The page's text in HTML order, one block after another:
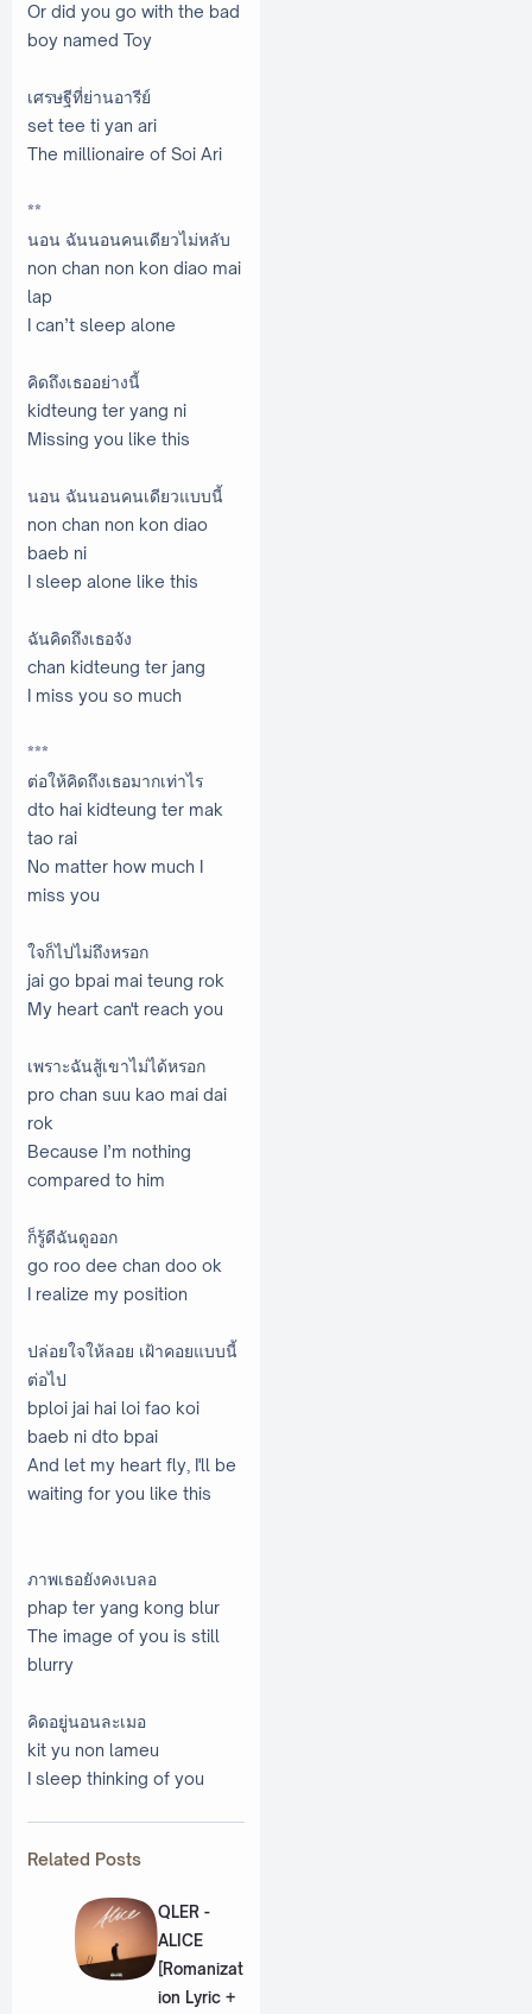
Or did you go with the bad
boy named Toy
เศรษฐีที่ย่านอารีย์
set tee ti yan ari
The millionaire of Soi Ari
**
นอน ฉันนอนคนเดียวไม่หลับ
non chan non kon diao mai
lap
I can’t sleep alone
คิดถึงเธออย่างนี้
kidteung ter yang ni
Missing you like this
นอน ฉันนอนคนเดียวแบบนี้
non chan non kon diao
baeb ni
I sleep alone like this
ฉันคิดถึงเธอจัง
chan kidteung ter jang
I miss you so much
***
ต่อให้คิดถึงเธอมากเท่าไร
dto hai kidteung ter mak
tao rai
No matter how much I
miss you
ใจก็ไปไม่ถึงหรอก
jai go bpai mai teung rok
My heart can't reach you
เพราะฉันสู้เขาไม่ได้หรอก
pro chan suu kao mai dai
rok
Because I’m nothing
compared to him
ก็รู้ดีฉันดูออก
go roo dee chan doo ok
I realize my position
ปล่อยใจให้ลอย เฝ้าคอยแบบนี้
ต่อไป
bploi jai hai loi fao koi
baeb ni dto bpai
And let my heart fly, I'll be
waiting for you like this
ภาพเธอยังคงเบลอ
phap ter yang kong blur
The image of you is still
blurry
คิดอยู่นอนละเมอ
kit yu non lameu
I sleep thinking of you
Related Posts
QLER -
ALICE
[Romanizat
ion Lyric +